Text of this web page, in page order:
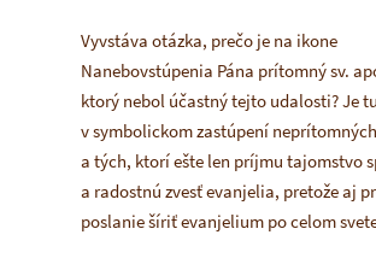
Vyvstáva otázka, prečo je na ikone
Nanebovstúpenia Pána prítomný sv.
ktorý nebol účastný tejto udalosti? Je tu
v symbolickom zastúpení
a tých, ktorí ešte len príjmu tajomstvo
a radostnú zvesť evanjelia, pretože aj
poslanie šíriť evanjelium po celom